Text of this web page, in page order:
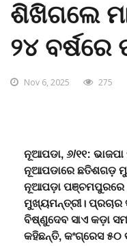
ଶିଖିଗଲେ
୨୪ ବର୍ଷରେ
Nov 6, 2025 275
ନୂଆପଡା, ୬/୧୧:
ନୂଆପଡାରେ ଛତିଶଗଡ଼
ନୂଆପଡ଼ା ପଞ୍ଚମପୁରରେ
ମୁଖ୍ୟମନ୍ତ୍ରୀ।
ବିଷ୍ଣୁଦେବ ସାଏ କଡ଼ା
କହିଛନ୍ତି, କଂଗ୍ରେସ ୫୦